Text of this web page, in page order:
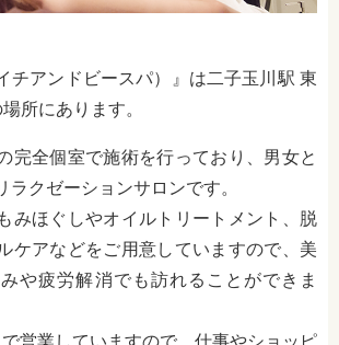
チアンドビースパ）』は二子玉川駅 東
所にあります。
完全個室で施術を行っており、男女と
ラクゼーションサロンです。
みほぐしやオイルトリートメント、脱
ケアなどをご用意していますので、美
や疲労解消でも訪れることができま